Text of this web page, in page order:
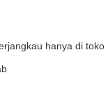
hanya di toko